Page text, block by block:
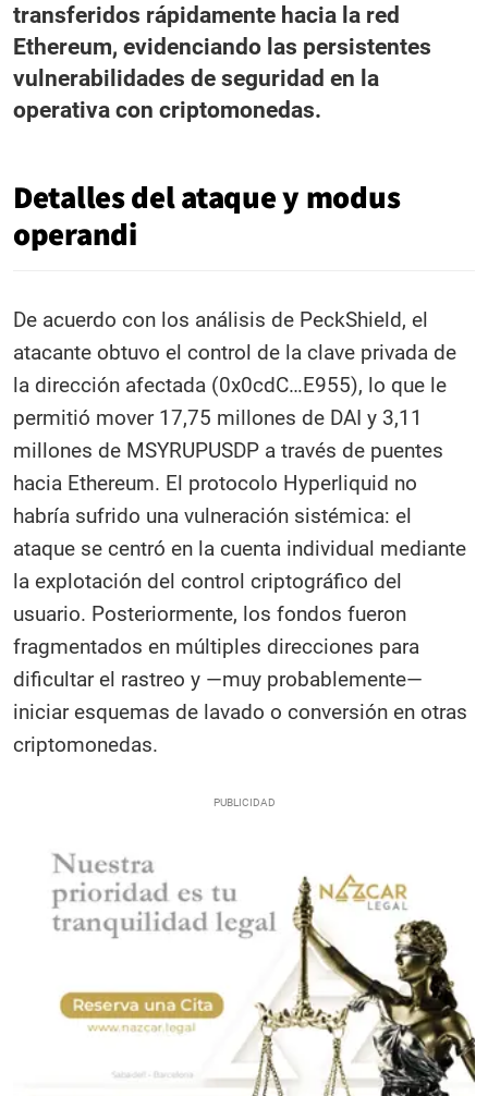
transferidos rápidamente hacia la red
Ethereum, evidenciando las persistentes
vulnerabilidades de seguridad en la
operativa con criptomonedas.
Detalles del ataque y modus
operandi
De acuerdo con los análisis de PeckShield, el
atacante obtuvo el control de la clave privada de
la dirección afectada (0x0cdC…E955), lo que le
permitió mover 17,75 millones de DAI y 3,11
millones de MSYRUPUSDP a través de puentes
hacia Ethereum. El protocolo Hyperliquid no
habría sufrido una vulneración sistémica: el
ataque se centró en la cuenta individual mediante
la explotación del control criptográfico del
usuario. Posteriormente, los fondos fueron
fragmentados en múltiples direcciones para
dificultar el rastreo y —muy probablemente—
iniciar esquemas de lavado o conversión en otras
criptomonedas.